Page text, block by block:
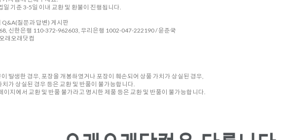
기준 3-5일 이내 교환 및 환불이 진행됩니다.
질문과 답변) 게시판
신한은행 110-372-962603, 우리은행 1002-047-222190 / 윤준국
래오래닷컴
발생한 경우, 포장을 개봉하였거나 포장이 훼손되어 상품 가치가 상실된 경우,
가 상실된 경우 등은 교환 및 반품이 불가능합니다.
이지에서 교환 및 반품 불가라고 명시한 제품 등은 교환 및 반품이 불가능합니다.